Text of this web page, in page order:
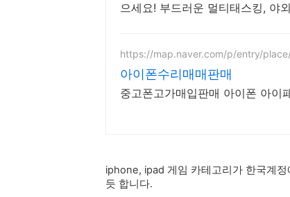
으세요! 부드러운 멀티태스킹, 야
https://map.naver.com/p/entry/
아이폰수리매매판매
중고폰고가매입판매 아이폰 아이
iphone, ipad 게임 카테고리가 한국계
듯 합니다.